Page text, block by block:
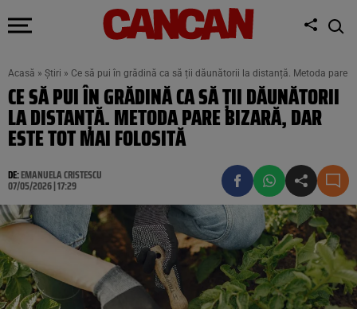
Acasă » Știri » Ce să pui în grădină ca să ții dăunătorii la distanță. Metoda pare
CE SĂ PUI ÎN GRĂDINĂ CA SĂ ȚII DĂUNĂTORII
LA DISTANȚĂ. METODA PARE BIZARĂ, DAR
ESTE TOT MAI FOLOSITĂ
DE:EMANUELA CRISTESCU
07/05/2026 | 17:29